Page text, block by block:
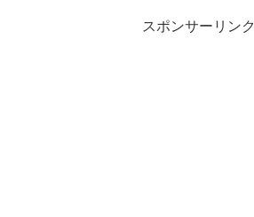
スポンサーリンク